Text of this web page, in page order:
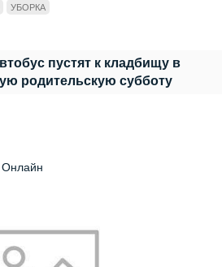
УБОРКА
пустят к кладбищу в
родительскую субботу
Онлайн